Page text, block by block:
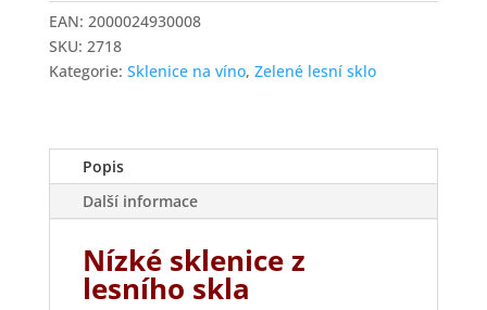
pohárky
se
spinou
množství
EAN: 2000024930008
SKU: 2718
Kategorie: Sklenice na víno, Zelené lesní sklo
Popis
Další informace
Nízké sklenice z
lesního skla